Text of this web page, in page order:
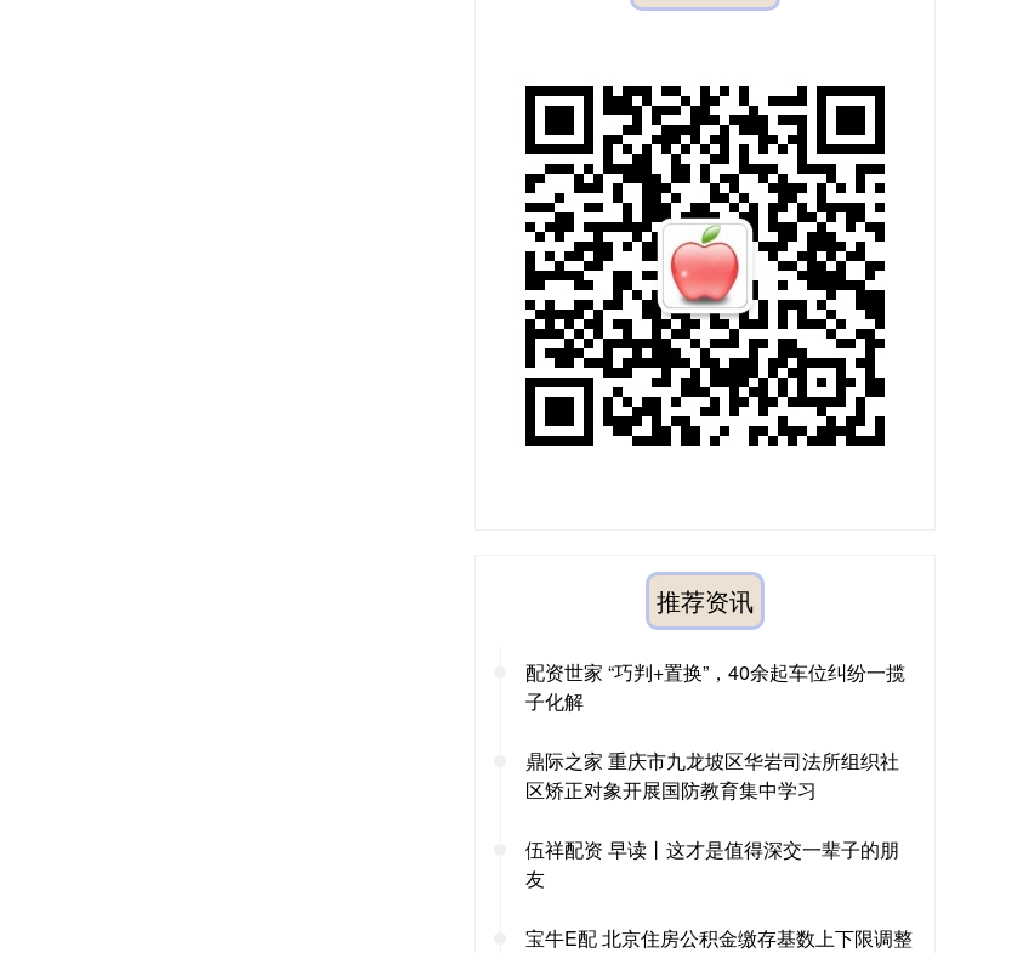
推荐资讯
配资世家 “巧判+置换”，40余起车位纠纷一揽
子化解
鼎际之家 重庆市九龙坡区华岩司法所组织社
区矫正对象开展国防教育集中学习
伍祥配资 早读丨这才是值得深交一辈子的朋
友
宝牛E配 北京住房公积金缴存基数上下限调整